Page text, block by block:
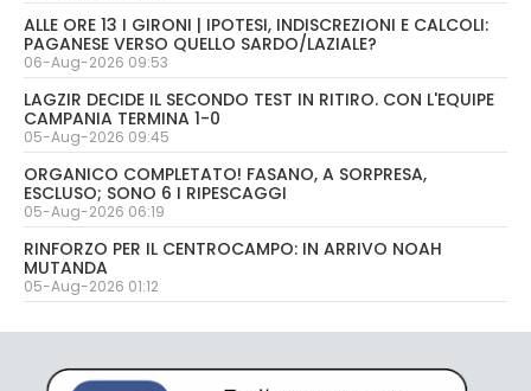
ALLE ORE 13 I GIRONI | IPOTESI, INDISCREZIONI E CALCOLI:
PAGANESE VERSO QUELLO SARDO/LAZIALE?
06-Aug-2026 09:53
LAGZIR DECIDE IL SECONDO TEST IN RITIRO. CON L'EQUIPE
CAMPANIA TERMINA 1-0
05-Aug-2026 09:45
ORGANICO COMPLETATO! FASANO, A SORPRESA,
ESCLUSO; SONO 6 I RIPESCAGGI
05-Aug-2026 06:19
RINFORZO PER IL CENTROCAMPO: IN ARRIVO NOAH
MUTANDA
05-Aug-2026 01:12